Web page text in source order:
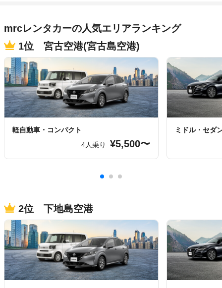
mrcレンタカーの人気エリアランキング
1位 宮古空港(宮古島空港)
軽自動車・コンパクト
4人乗り
¥5,500〜
ミドル・セダ
2位 下地島空港